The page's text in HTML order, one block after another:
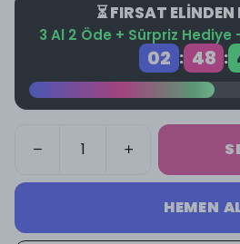
⏳ FIRSAT
3 Al 2 Öde + Sürpriz
02 : 48 :
HEMEN